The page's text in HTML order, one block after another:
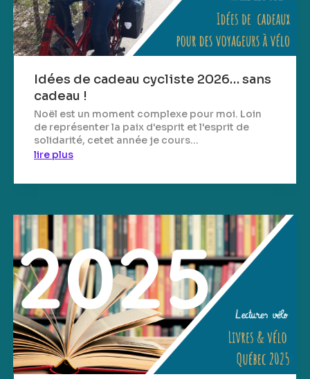
Idées de cadeau cycliste 2026… sans
cadeau !
Noël est un moment complexe pour moi. Loin
de représenter la paix d'esprit et l'esprit de
solidarité, cetet année je cours...
lire plus